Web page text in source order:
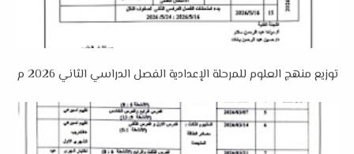
توزيع منهج العلوم للمرحلة الإعدادية الفصل الدراسي الثاني 2026 م